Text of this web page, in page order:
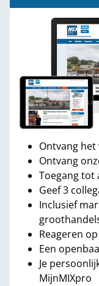
Ontvang het
Ontvang
Toegang tot
Geef 3
Inclusief
Reageren
Een
Je
MijnMIXpro